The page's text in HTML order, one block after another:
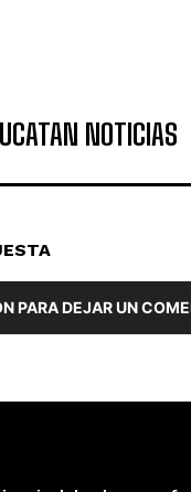
NOTICIAS
PARA DEJAR UN